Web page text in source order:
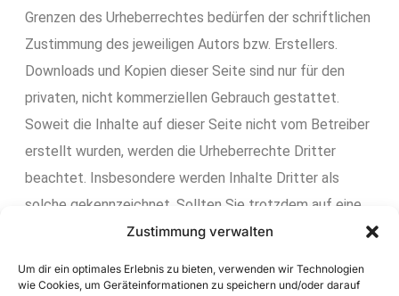
Zustimmung verwalten
Um dir ein optimales Erlebnis zu bieten, verwenden wir Technologien
wie Cookies, um Geräteinformationen zu speichern und/oder darauf
Grenzen des Urheberrechtes bedürfen der schriftlichen
Zustimmung des jeweiligen Autors bzw. Erstellers.
Downloads und Kopien dieser Seite sind nur für den
privaten, nicht kommerziellen Gebrauch gestattet.
Soweit die Inhalte auf dieser Seite nicht vom Betreiber
erstellt wurden, werden die Urheberrechte Dritter
beachtet. Insbesondere werden Inhalte Dritter als
solche gekennzeichnet. Sollten Sie trotzdem auf eine
Urheberrechtsverletzung aufmerksam werden, bitten
Bekanntwerden von Rechtsverletzungen werden wir